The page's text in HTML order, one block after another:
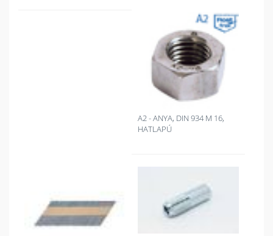
A2 - ANYA, DIN 934 M 16,
HATLAPÚ